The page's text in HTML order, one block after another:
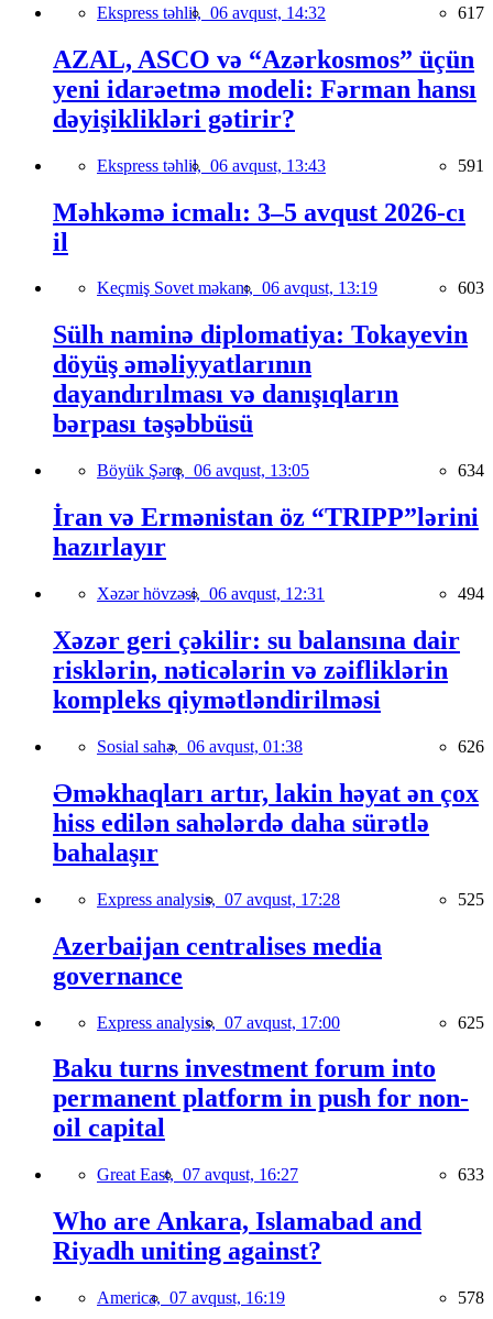
Ekspress təhlil, 06 avqust, 14:32 617
AZAL, ASCO və “Azərkosmos” üçün
yeni idarəetmə modeli: Fərman hansı
dəyişiklikləri gətirir?
Ekspress təhlil, 06 avqust, 13:43 591
Məhkəmə icmalı: 3–5 avqust 2026-cı
il
Keçmiş Sovet məkanı, 06 avqust, 13:19 603
Sülh naminə diplomatiya: Tokayevin
döyüş əməliyyatlarının
dayandırılması və danışıqların
bərpası təşəbbüsü
Böyük Şərq, 06 avqust, 13:05 634
İran və Ermənistan öz “TRIPP”lərini
hazırlayır
Xəzər hövzəsi, 06 avqust, 12:31 494
Xəzər geri çəkilir: su balansına dair
risklərin, nəticələrin və zəifliklərin
kompleks qiymətləndirilməsi
Sosial sahə, 06 avqust, 01:38 626
Əməkhaqları artır, lakin həyat ən çox
hiss edilən sahələrdə daha sürətlə
bahalaşır
Express analysis, 07 avqust, 17:28 525
Azerbaijan centralises media
governance
Express analysis, 07 avqust, 17:00 625
Baku turns investment forum into
permanent platform in push for non-
oil capital
Great East, 07 avqust, 16:27 633
Who are Ankara, Islamabad and
Riyadh uniting against?
America, 07 avqust, 16:19 578